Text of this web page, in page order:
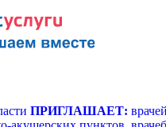
ПРИГЛАШАЕТ: